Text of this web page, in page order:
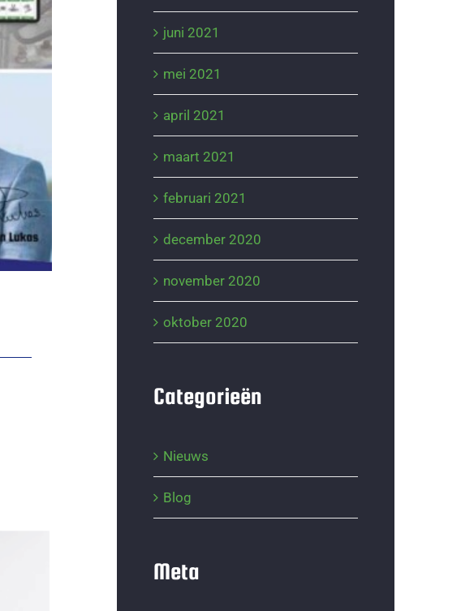
juni 2021
mei 2021
april 2021
maart 2021
februari 2021
december 2020
november 2020
oktober 2020
Categorieën
Nieuws
Blog
Meta